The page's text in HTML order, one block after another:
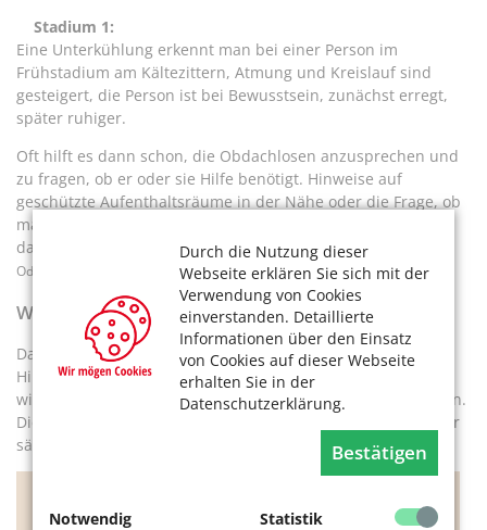
Durch die Nutzung dieser
Webseite erklären Sie sich mit der
Verwendung von Cookies
einverstanden. Detaillierte
Informationen über den Einsatz
von Cookies auf dieser Webseite
erhalten Sie in der
Datenschutzerklärung.
Bestätigen
Notwendig
Statistik
Stadium 1:
Eine Unterkühlung erkennt man bei einer Person im
Frühstadium am Kältezittern, Atmung und Kreislauf sind
gesteigert, die Person ist bei Bewusstsein, zunächst erregt,
später ruhiger.
Oft hilft es dann schon, die Obdachlosen anzusprechen und
zu fragen, ob er oder sie Hilfe benötigt. Hinweise auf
geschützte Aufenthaltsräume in der Nähe oder die Frage, ob
man ihm etwas zu essen oder ein warmes Getränk bringen
darf, können vor Erfrierungen schützen.
Oder Sie rufen das
Winterhilfetelefon
Das Winterhilfetelefon unter0221 / 56 09 73 10nimmt
Hinweise zu obdachlosen Menschen an, die sich bei
winterlichen Temperaturen an ihren Schlafplätzen aufhalten.
Die Schlafplätze werden aufgesucht und die Menschen über
sämtliche Hilfsangebote der Winterhilfe informiert.